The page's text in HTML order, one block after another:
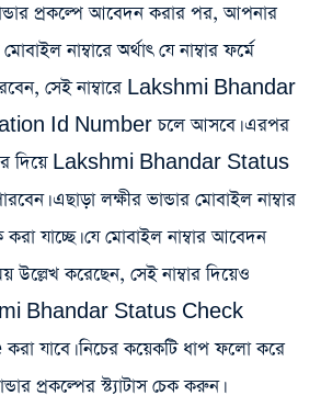
প্রকল্পে আবেদন করার পর, আপনার
মোবাইল নাম্বারে অর্থাৎ যে নাম্বার ফর্মে
সেই নাম্বারে Lakshmi Bhandar
Id Number চলে আসবে। এরপর
দিয়ে Lakshmi Bhandar Status
এছাড়া লক্ষীর ভান্ডার মোবাইল নাম্বার
করা যাচ্ছে। যে মোবাইল নাম্বার আবেদন
উল্লেখ করেছেন, সেই নাম্বার দিয়েও
Bhandar Status Check
যাবে। নিচের কয়েকটি ধাপ ফলো করে
প্রকল্পের স্ট্যাটাস চেক করুন।